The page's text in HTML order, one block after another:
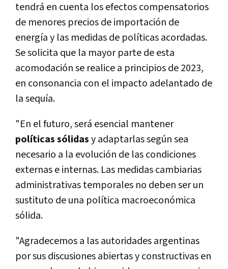
tendrá en cuenta los efectos compensatorios
de menores precios de importación de
energía y las medidas de políticas acordadas.
Se solicita que la mayor parte de esta
acomodación se realice a principios de 2023,
en consonancia con el impacto adelantado de
la sequía.
"En el futuro, será esencial mantener
políticas sólidasy adaptarlas según sea
necesario a la evolución de las condiciones
externas e internas. Las medidas cambiarias
administrativas temporales no deben ser un
sustituto de una política macroeconómica
sólida.
"Agradecemos a las autoridades argentinas
por sus discusiones abiertas y constructivas en